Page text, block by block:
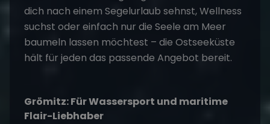
dich nach einem Segelurlaub sehnst, Wellness
suchst oder einfach nur die Seele am Meer
baumeln lassen möchtest – die Ostseeküste
hält für jeden das passende Angebot bereit.
Grömitz: Für Wassersport und maritime
Flair-Liebhaber